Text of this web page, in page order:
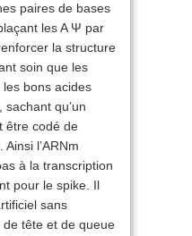
paires de bases
les A Ψ par
la structure
soin que les
bons acides
qu’un
être codé de
. Ainsi l’ARNm
à la transcription
pour le spike. Il
sans
tête et de queue